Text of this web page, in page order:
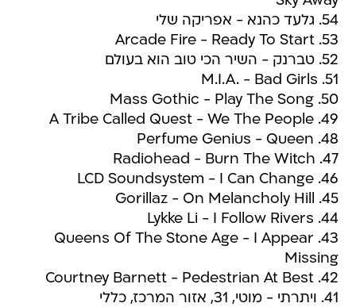
54. גלעד כהנא - אפריקה שלי
53. Arcade Fire - Ready To Start
52. טברנק - השיר הכי טוב הוא בעולם
51. M.I.A. - Bad Girls
50. Mass Gothic - Play The Song
49. A Tribe Called Quest - We The People
48. Perfume Genius - Queen
47. Radiohead - Burn The Witch
46. LCD Soundsystem - I Can Change
45. Gorillaz - On Melancholy Hill
44. Lykke Li - I Follow Rivers
43. Queens Of The Stone Age - I Appear
Missing
42. Courtney Barnett - Pedestrian At Best
41. ויתרתי - מוטי, 31, אזור המרכז, כללי